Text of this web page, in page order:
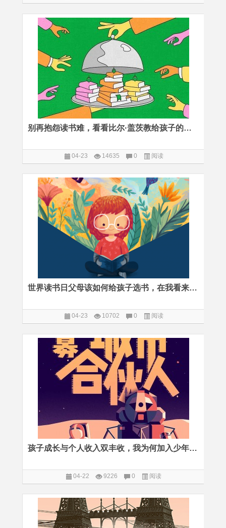
别再抱怨读书难，看看比尔·盖茨教给孩子的高效阅读法
04-23 14635 0 阅读
世界读书日父母该如何给孩子选书，在我看来绝不是简单的“买”
04-23 10702 0 阅读
孩子成长与个人收入双丰收，我为何加入少年商学院城市合伙人
04-22 9226 0 阅读